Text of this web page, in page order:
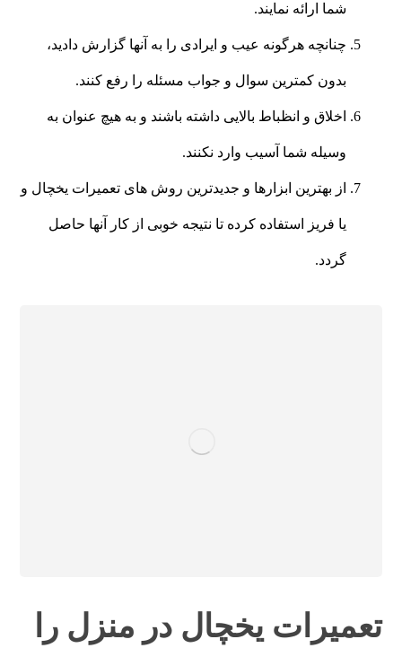
شما ارائه نمایند.
چنانچه هرگونه عیب و ایرادی را به آنها گزارش دادید،
بدون کمترین سوال و جواب مسئله را رفع کنند.
اخلاق و انظباط بالایی داشته باشند و به هیچ عنوان به
وسیله شما آسیب وارد نکنند.
از بهترین ابزارها و جدیدترین روش های تعمیرات یخچال و
یا فریز استفاده کرده تا نتیجه خوبی از کار آنها حاصل
گردد.
تعمیرات یخچال در منزل را